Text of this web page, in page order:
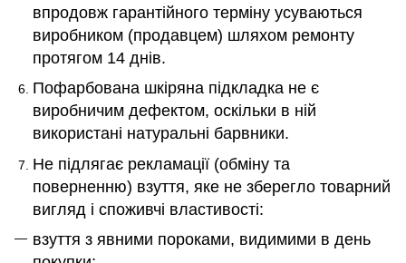
впродовж гарантійного терміну усуваються
виробником (продавцем) шляхом ремонту
протягом 14 днів.
Пофарбована шкіряна підкладка не є
виробничим дефектом, оскільки в ній
використані натуральні барвники.
Не підлягає рекламації (обміну та
поверненню) взуття, яке не зберегло товарний
вигляд і споживчі властивості:
взуття з явними пороками, видимими в день